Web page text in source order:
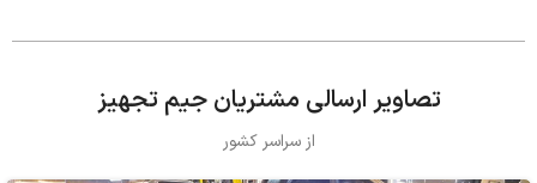
تصاویر ارسالی مشتریان جیم تجهیز
از سراسر کشور